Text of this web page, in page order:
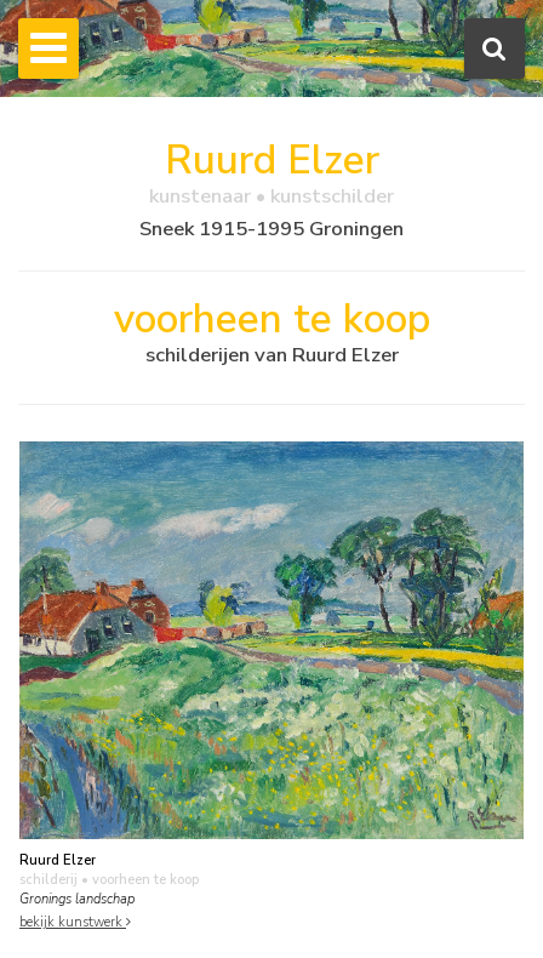
Ruurd Elzer
kunstenaar • kunstschilder
Sneek 1915-1995 Groningen
voorheen te koop
schilderijen van Ruurd Elzer
Ruurd Elzer
schilderij • voorheen te koop
Gronings landschap
bekijk kunstwerk